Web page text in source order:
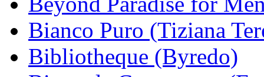
Bianco Puro (Tiziana
Bibliotheque (Byredo)